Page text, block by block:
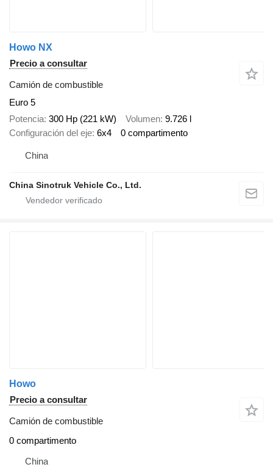
Howo NX
Precio a consultar
Camión de combustible
Euro 5
Potencia 300 Hp (221 kW) Volumen 9.726 l
Configuración del eje 6x4 0 compartimento
China
China Sinotruk Vehicle Co., Ltd.
Howo
Precio a consultar
Camión de combustible
0 compartimento
China